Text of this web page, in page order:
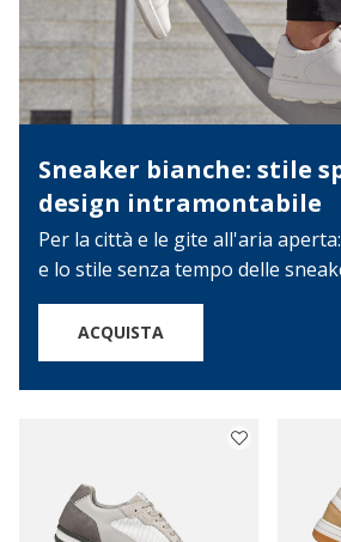
Sneaker bianche: stile
design intramontabile
Per la città e le gite all'aria
e lo stile senza tempo delle
ACQUISTA